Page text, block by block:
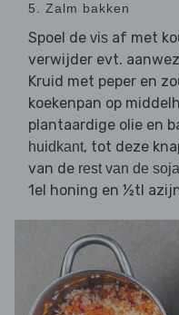
5. Zalm bakken
Spoel de vis af met
verwijder evt.
Kruid met peper en
koekenpan op
plantaardige olie en
huidkant, tot deze
van de rest van de
1el honing en ½tl